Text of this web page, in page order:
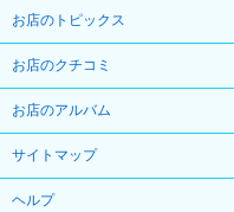
お店のトピックス
お店のクチコミ
お店のアルバム
サイトマップ
ヘルプ